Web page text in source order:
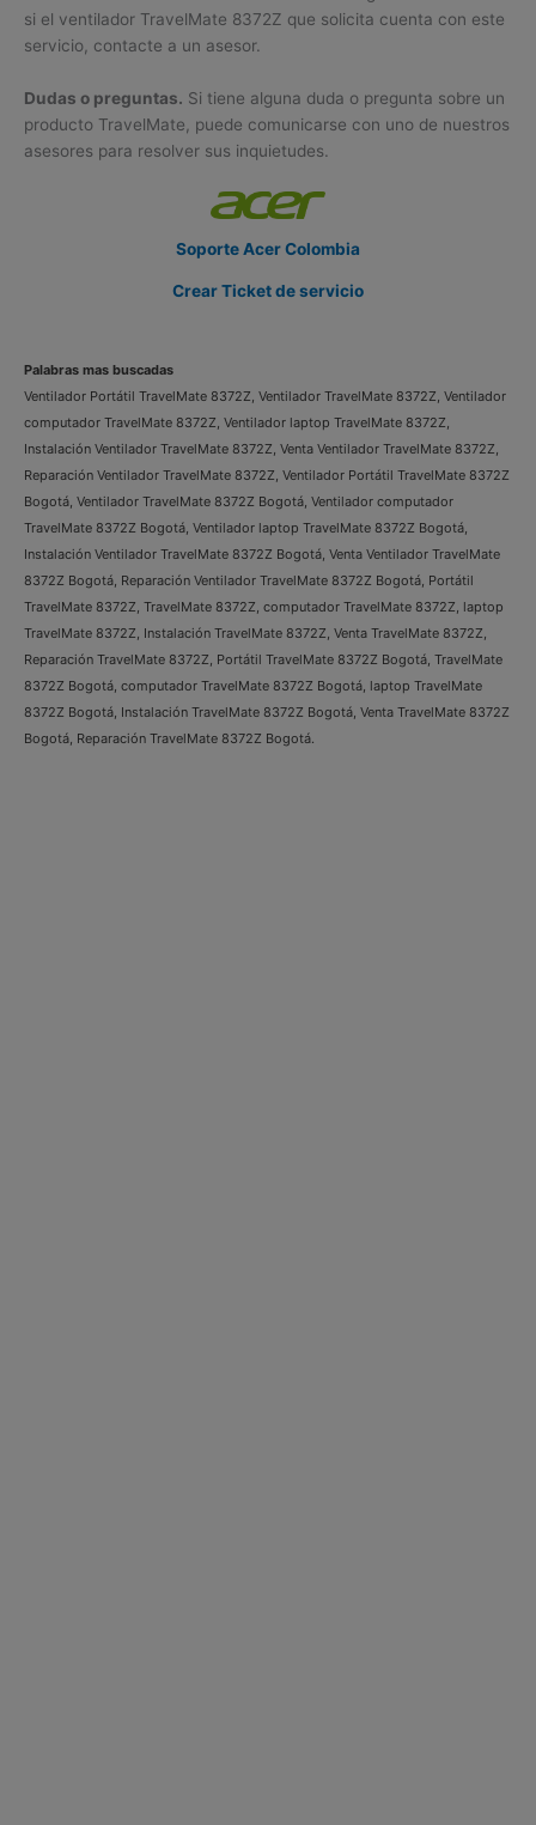
si el ventilador TravelMate 8372Z que solicita cuenta con este
servicio, contacte a un asesor.
Dudas o preguntas. Si tiene alguna duda o pregunta sobre un
producto TravelMate, puede comunicarse con uno de nuestros
asesores para resolver sus inquietudes.
Soporte Acer Colombia
Crear Ticket de servicio
Palabras mas buscadas
Ventilador Portátil TravelMate 8372Z, Ventilador TravelMate 8372Z, Ventilador
computador TravelMate 8372Z, Ventilador laptop TravelMate 8372Z,
Instalación Ventilador TravelMate 8372Z, Venta Ventilador TravelMate 8372Z,
Reparación Ventilador TravelMate 8372Z, Ventilador Portátil TravelMate 8372Z
Bogotá, Ventilador TravelMate 8372Z Bogotá, Ventilador computador
TravelMate 8372Z Bogotá, Ventilador laptop TravelMate 8372Z Bogotá,
Instalación Ventilador TravelMate 8372Z Bogotá, Venta Ventilador TravelMate
8372Z Bogotá, Reparación Ventilador TravelMate 8372Z Bogotá, Portátil
TravelMate 8372Z, TravelMate 8372Z, computador TravelMate 8372Z, laptop
TravelMate 8372Z, Instalación TravelMate 8372Z, Venta TravelMate 8372Z,
Reparación TravelMate 8372Z, Portátil TravelMate 8372Z Bogotá, TravelMate
8372Z Bogotá, computador TravelMate 8372Z Bogotá, laptop TravelMate
8372Z Bogotá, Instalación TravelMate 8372Z Bogotá, Venta TravelMate 8372Z
Bogotá, Reparación TravelMate 8372Z Bogotá.